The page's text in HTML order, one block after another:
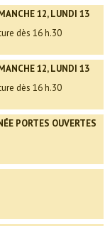
12, LUNDI 13
dès 16 h.30
12, LUNDI 13
dès 16 h.30
PORTES OUVERTES